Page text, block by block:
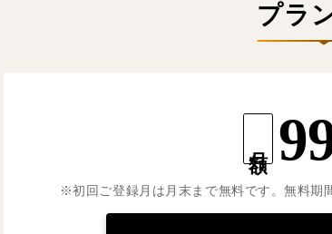
プラ
※初回ご登録月は月末まで無料です。無料期